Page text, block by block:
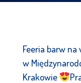
Feeria barw
w
Krakowie